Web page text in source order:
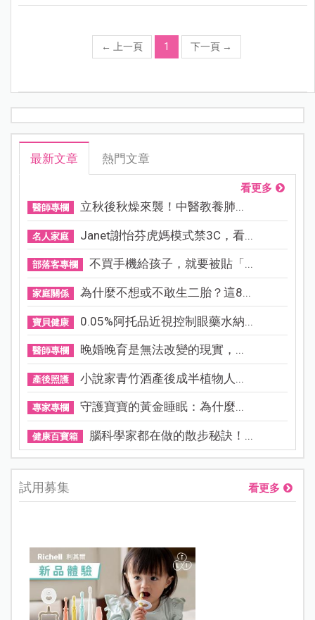
← 上一頁 1 下一頁 →
最新文章 熱門文章
看更多
醫師專欄 立秋後秋燥來襲！中醫教養肺...
名人家庭 Janet謝怡芬虎媽模式禁3C，看...
部落客專欄 不買手機給孩子，就要被貼「...
家庭關係 為什麼不想或不敢生二胎？這8...
寶貝健康 0.05%阿托品近視控制眼藥水納...
醫師專欄 晚婚晚育是無法改變的現實，...
產後照護 小說家青竹酒產後成半植物人...
專家專欄 守護寶寶的黃金睡眠：為什麼...
健康百寶箱 腦科學家都在做的散步秘訣！...
試用募集 看更多